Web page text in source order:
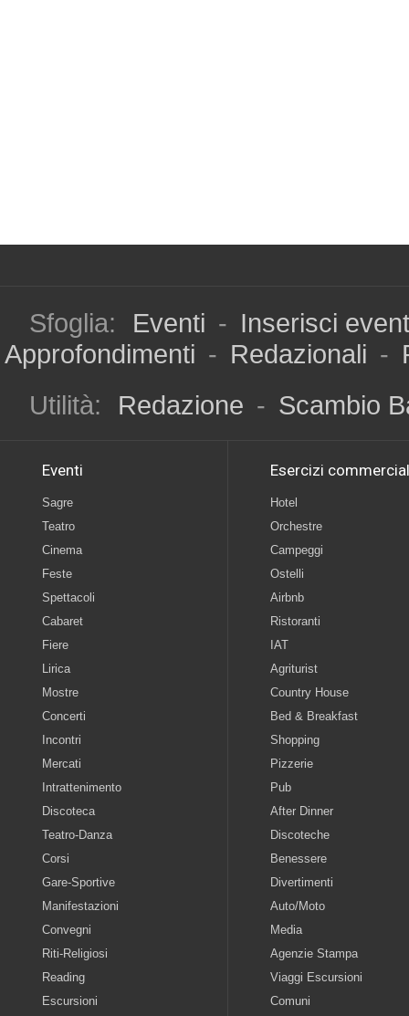
Sfoglia: Eventi - Inserisci
Approfondimenti - Redazionali -
Utilità:
Redazione - Scambio
Eventi
Sagre
Teatro
Cinema
Feste
Spettacoli
Cabaret
Fiere
Lirica
Mostre
Concerti
Incontri
Mercati
Intrattenimento
Discoteca
Teatro-Danza
Corsi
Gare-Sportive
Manifestazioni
Convegni
Riti-Religiosi
Reading
Escursioni
Esercizi
Hotel
Orchestre
Campeggi
Ostelli
Airbnb
Ristoranti
IAT
Agriturist
Country House
Bed & Breakfast
Shopping
Pizzerie
Pub
After Dinner
Discoteche
Benessere
Divertimenti
Auto/Moto
Media
Agenzie Stampa
Viaggi Escursioni
Comuni